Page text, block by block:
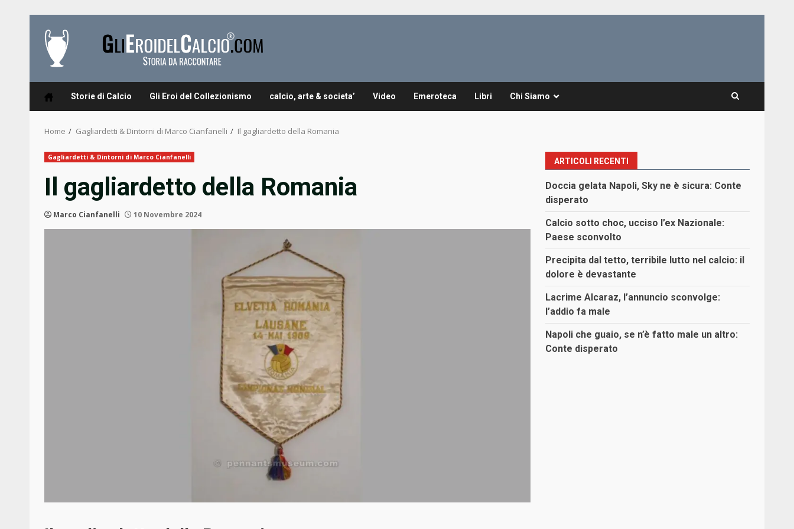
content
Storie di Calcio Gli Eroi del Collezionismo calcio, arte & societa’ Video Emeroteca Libri Chi Siamo
Home Gagliardetti & Dintorni di Marco Cianfanelli Il gagliardetto della Romania
Gagliardetti & Dintorni di Marco Cianfanelli
Il gagliardetto della Romania
Marco Cianfanelli 10 Novembre 2024
ARTICOLI RECENTI
Doccia gelata Napoli, Sky ne è sicura: Conte
disperato
Calcio sotto choc, ucciso l’ex Nazionale:
Paese sconvolto
Precipita dal tetto, terribile lutto nel calcio: il
dolore è devastante
Lacrime Alcaraz, l’annuncio sconvolge:
l’addio fa male
Napoli che guaio, se n’è fatto male un altro:
Conte disperato